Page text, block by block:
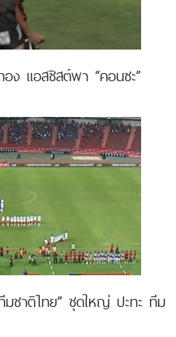
ง แอสซิสต์พา “คอนซะ”
ชาติไทย” ชุดใหญ่ ปะทะ ทีม